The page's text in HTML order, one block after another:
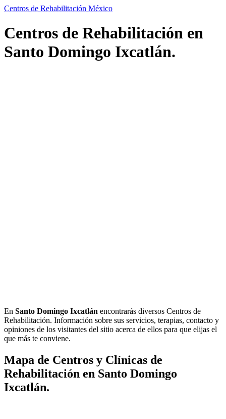
Centros de Rehabilitación México
Centros de Rehabilitación en
Santo Domingo Ixcatlán.
En Santo Domingo Ixcatlán encontrarás diversos Centros de
Rehabilitación. Información sobre sus servicios, terapias, contacto y
opiniones de los visitantes del sitio acerca de ellos para que elijas el
que más te conviene.
Mapa de Centros y Clínicas de
Rehabilitación en Santo Domingo
Ixcatlán.